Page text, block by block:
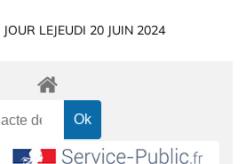
LEJEUDI 20 JUIN 2024